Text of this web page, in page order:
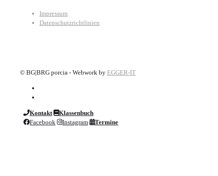
Impressum
Datenschutzrichtlinien
© BG|BRG porcia - Webwork by EGGER-IT
Kontakt
Klassenbuch
Facebook
Instagram Termine